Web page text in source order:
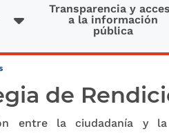
Transparencia y
a la información
pública
de
entre la ciudadanía y la